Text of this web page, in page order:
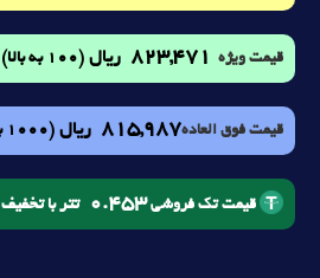
قیمت ویژه 823,471 ریال (100 به بالا)
قیمت فوق العاده815,987 ریال (1000 به بالا)
قیمت تک فروشی0.453 تتر با تخفیف